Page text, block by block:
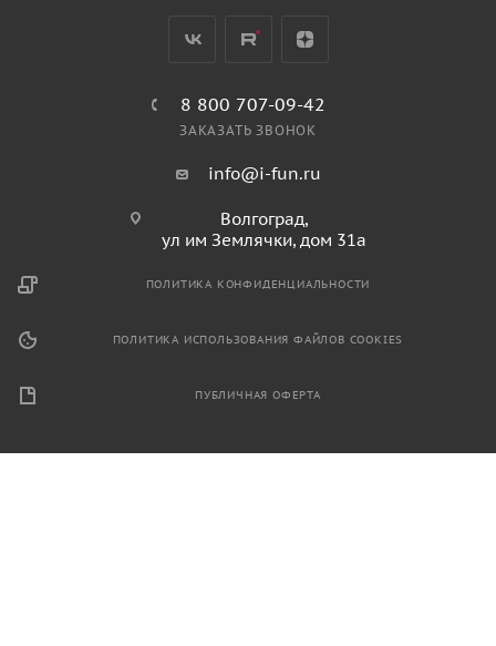
8 800 707-09-42
ЗАКАЗАТЬ ЗВОНОК
info@i-fun.ru
Волгоград,
ул им Землячки, дом 31а
ПОЛИТИКА КОНФИДЕНЦИАЛЬНОСТИ
ПОЛИТИКА ИСПОЛЬЗОВАНИЯ ФАЙЛОВ COOKIES
ПУБЛИЧНАЯ ОФЕРТА